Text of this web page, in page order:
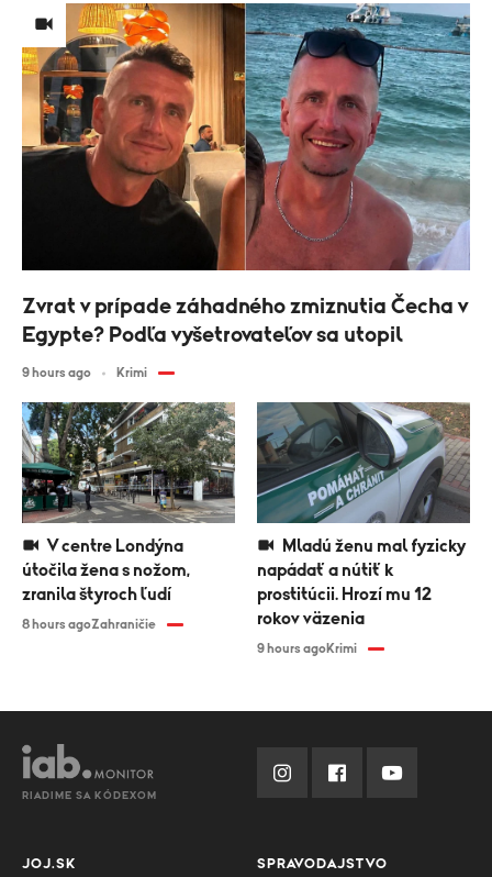
útočila žena s nožom,
zranila štyroch ľudí
8 hours agoZahraničie
napádať a nútiť k
prostitúcii. Hrozí mu 12
rokov väzenia
9 hours agoKrimi
Zvrat v prípade záhadného zmiznutia Čecha v
Egypte? Podľa vyšetrovateľov sa utopil
9 hours ago Krimi
RIADIME SA KÓDEXOM
JOJ.SK SPRAVODAJSTVO